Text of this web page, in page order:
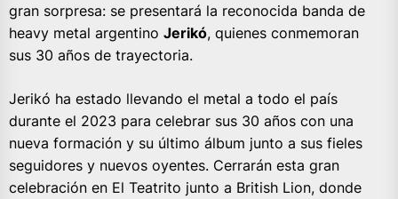
gran sorpresa: se presentará la reconocida banda de
heavy metal argentino Jerikó, quienes conmemoran
sus 30 años de trayectoria.
Jerikó ha estado llevando el metal a todo el país
durante el 2023 para celebrar sus 30 años con una
nueva formación y su último álbum junto a sus fieles
seguidores y nuevos oyentes. Cerrarán esta gran
celebración en El Teatrito junto a British Lion, donde